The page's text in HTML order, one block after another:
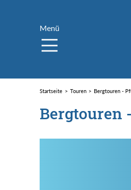
Menü
Startseite Touren Bergtouren -
Bergtouren